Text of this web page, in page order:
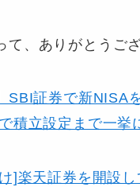
て、ありがとうご
SBI証券で新NISA
積立設定まで一挙
]楽天証券を開設